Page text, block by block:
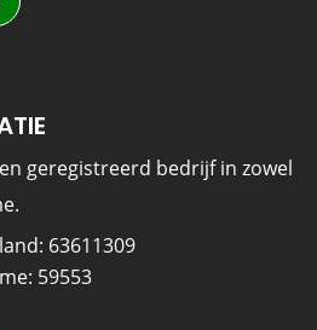
geregistreerd bedrijf in zowel
63611309
59553